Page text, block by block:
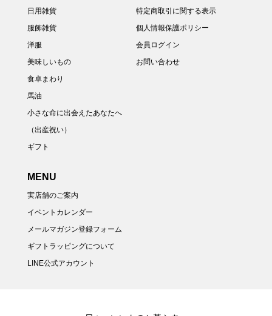
日用雑貨
服飾雑貨
洋服
美味しいもの
食卓まわり
馬油
小さな命に出会えたあなたへ
（出産祝い）
ギフト
特定商取引に関する表示
個人情報保護ポリシー
会員ログイン
お問い合わせ
MENU
実店舗のご案内
イベントカレンダー
メールマガジン登録フォーム
ギフトラッピングについて
LINE公式アカウント